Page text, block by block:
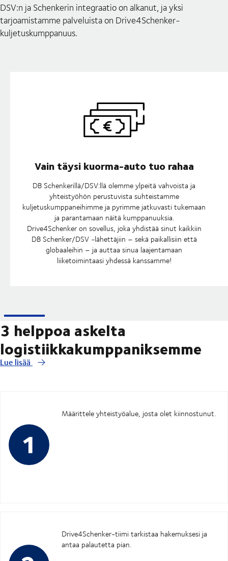
DSV:n ja Schenkerin integraatio on alkanut, ja yksi
tarjoamistamme palveluista on Drive4Schenker-
kuljetuskumppanuus.
Vain täysi kuorma-auto tuo rahaa
DB Schenkerillä/DSV:llä olemme ylpeitä vahvoista ja
yhteistyöhön perustuvista suhteistamme
kuljetuskumppaneihimme ja pyrimme jatkuvasti tukemaan
ja parantamaan näitä kumppanuuksia.
Drive4Schenker on sovellus, joka yhdistää sinut kaikkiin
DB Schenker/DSV -lähettäjiin – sekä paikallisiin että
globaaleihin – ja auttaa sinua laajentamaan
liiketoimintaasi yhdessä kanssamme!
3 helppoa askelta
logistiikkakumppaniksemme
Lue lisää
Määrittele yhteistyöalue, josta olet kiinnostunut.
Drive4Schenker-tiimi tarkistaa hakemuksesi ja
antaa palautetta pian.